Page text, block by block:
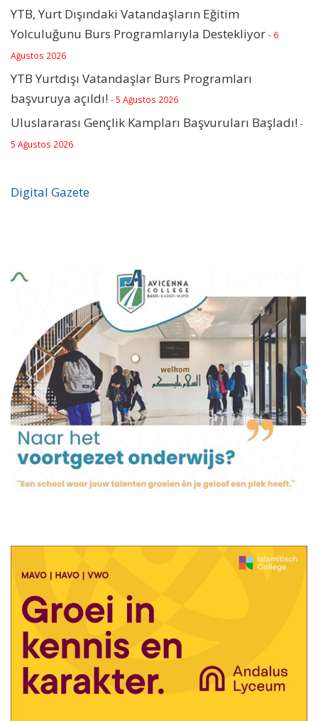
YTB, Yurt Dışındaki Vatandaşların Eğitim
Yolculuğunu Burs Programlarıyla Destekliyor - 6
Ağustos 2026
YTB Yurtdışı Vatandaşlar Burs Programları
başvuruya açıldı! - 5 Ağustos 2026
Uluslararası Gençlik Kampları Başvuruları Başladı! -
5 Ağustos 2026
Digital Gazete